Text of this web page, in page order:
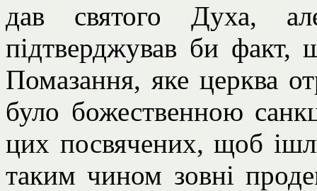
дав святого Духа,
підтверджував би
Помазання, яке церква
було божественною
цих посвячених, щоб
таким чином зовні